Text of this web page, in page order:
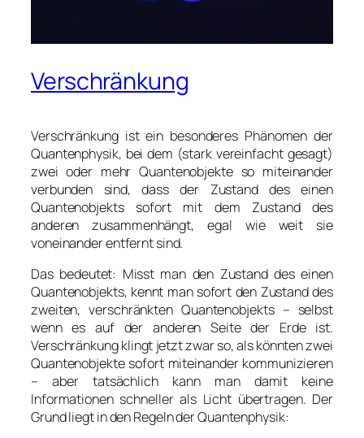
Verschränkung
Verschränkung ist ein besonderes Phänomen der
Quantenphysik, bei dem (stark vereinfacht gesagt)
zwei oder mehr Quantenobjekte so miteinander
verbunden sind, dass der Zustand des einen
Quantenobjekts sofort mit dem Zustand des
anderen zusammenhängt, egal wie weit sie
voneinander entfernt sind.
Das bedeutet: Misst man den Zustand des einen
Quantenobjekts, kennt man sofort den Zustand des
zweiten, verschränkten Quantenobjekts – selbst
wenn es auf der anderen Seite der Erde ist.
Verschränkung klingt jetzt zwar so, als könnten zwei
Quantenobjekte sofort miteinander kommunizieren
– aber tatsächlich kann man damit keine
Informationen schneller als Licht übertragen. Der
Grund liegt in den Regeln der Quantenphysik: